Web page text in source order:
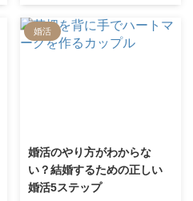
以上が「幸せになれると思って結
婚をしたけれど、理想の結婚生活
とは全く違っていた」と後悔して
ックしておきたい項目や既婚者の
人が何を後悔しているのかをまと
めてみました。
婚活
婚活のやり方がわからな
い？結婚するための正しい
婚活5ステップ